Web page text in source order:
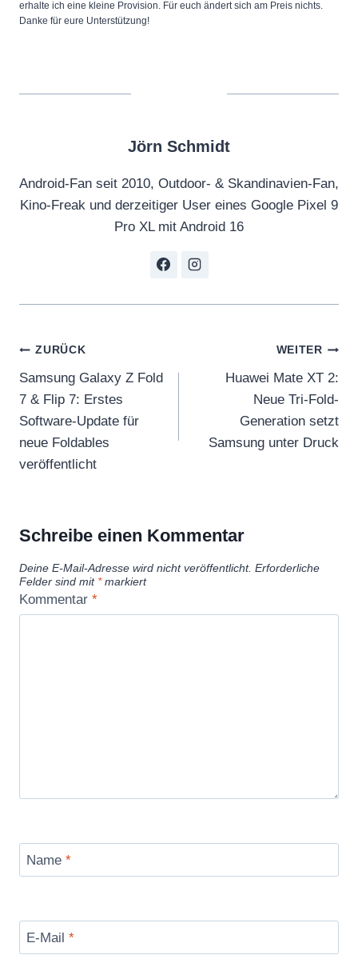
erhalte ich eine kleine Provision. Für euch ändert sich am Preis nichts.
Danke für eure Unterstützung!
Jörn Schmidt
Android-Fan seit 2010, Outdoor- & Skandinavien-Fan,
Kino-Freak und derzeitiger User eines Google Pixel 9
Pro XL mit Android 16
Beitragsnavigation
ZURÜCK
Samsung Galaxy Z Fold
7 & Flip 7: Erstes
Software-Update für
neue Foldables
veröffentlicht
WEITER
Huawei Mate XT 2:
Neue Tri-Fold-
Generation setzt
Samsung unter Druck
Schreibe einen Kommentar
Deine E-Mail-Adresse wird nicht veröffentlicht. Erforderliche
Felder sind mit *markiert
Kommentar *
Name *
E-Mail *